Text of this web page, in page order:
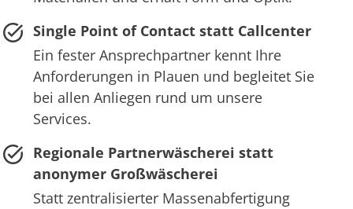
Single Point of Contact statt Callcenter
Ein fester Ansprechpartner kennt Ihre
Anforderungen in Plauen und begleitet Sie
bei allen Anliegen rund um unsere
Services.
Regionale Partnerwäscherei statt
anonymer Großwäscherei
Statt zentralisierter Massenabfertigung